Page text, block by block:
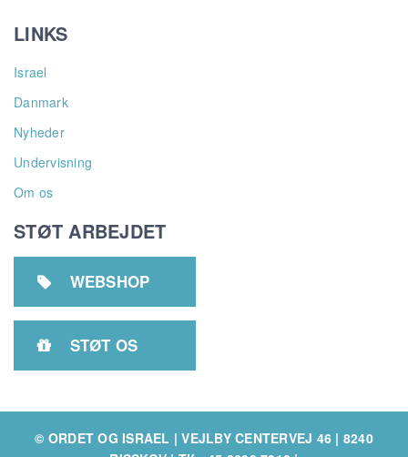
LINKS
Israel
Danmark
Nyheder
Undervisning
Om os
STØT ARBEJDET
 WEBSHOP
 STØT OS
© ORDET OG ISRAEL | VEJLBY CENTERVEJ 46 | 8240